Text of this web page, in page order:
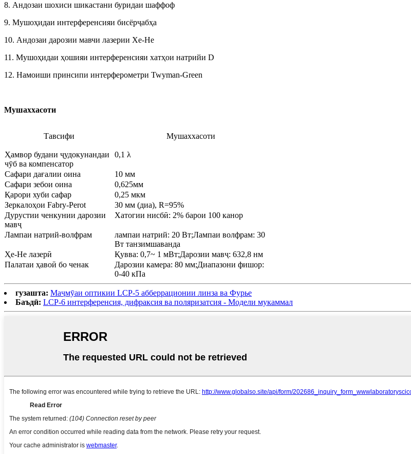
8. Андозаи шохиси шикастани буридаи шаффоф
9. Мушоҳидаи интерференсияи бисёрҷабҳа
10. Андозаи дарозии мавчи лазерии Хе-Не
11. Мушоҳидаи ҳошияи интерференсияи хатҳои натрийи D
12. Намоиши принсипи интерферометри Twyman-Green
Мушаххасоти
Тавсифи Мушаххасоти
Ҳамвор будани ҷудокунандаи
чӯб ва компенсатор
0,1 λ
Сафари дағалии оина
10 мм
Сафари зебои оина
0,625мм
Қарори хуби сафар
0,25 мкм
Зеркалоҳои Fabry-Perot
30 мм (диа), R=95%
Дурустии ченкунии дарозии
мавҷ
Хатогии нисбӣ: 2% барои 100 канор
Лампаи натрий-волфрам
лампаи натрий: 20 Вт;Лампаи волфрам: 30
Вт танзимшаванда
Ҳе-Не лазерӣ
Қувва: 0,7~ 1 мВт;Дарозии мавҷ: 632,8 нм
Палатаи ҳавоӣ бо ченак
Дарозии камера: 80 мм;Диапазони фишор:
0-40 кПа
гузашта: Маҷмӯаи оптикии LCP-5 абберрационии линза ва Фурье
Баъдӣ: LCP-6 интерференсия, дифраксия ва поляризатсия - Модели мукаммал